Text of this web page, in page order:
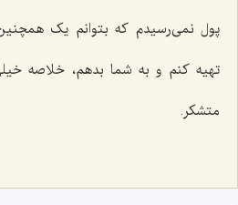
پول نمی‌رسیدم که بتوانم یک
تهیه کنم و به شما بدهم، خلاصه
متشکر.